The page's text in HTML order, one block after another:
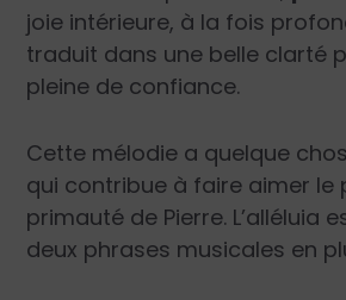
joie intérieure, à la fois
traduit dans une belle clarté
pleine de confiance.
Cette mélodie a quelque
qui contribue à faire aimer le
primauté de Pierre. L’alléluia
deux phrases musicales en